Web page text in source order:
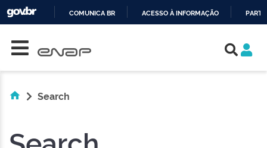
COMUNICA BR ACESSO À INFORMAÇÃO
Search